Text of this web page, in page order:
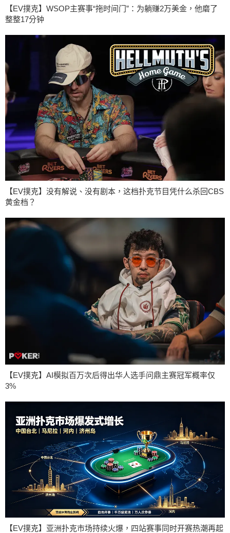
【EV撲克】WSOP主赛事“拖时间门”：为躺赚2万美金，他磨了
整整17分钟
【EV撲克】没有解说、没有剧本，这档扑克节目凭什么杀回CBS
黄金档？
【EV撲克】AI模拟百万次后得出华人选手问鼎主赛冠军概率仅
3%
【EV撲克】亚洲扑克市场持续火爆，四站赛事同时开赛热潮再起